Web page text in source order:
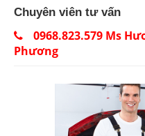
Chuyên viên tư vấn
0968.823.579 Ms
Phương